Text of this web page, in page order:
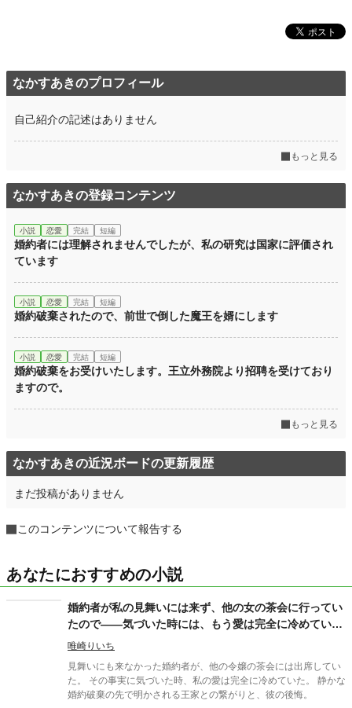
なかすあきのプロフィール
自己紹介の記述はありません
もっと見る
なかすあきの登録コンテンツ
小説 恋愛 完結 短編
婚約者には理解されませんでしたが、私の研究は国家に評価され
ています
小説 恋愛 完結 短編
婚約破棄されたので、前世で倒した魔王を婿にします
小説 恋愛 完結 短編
婚約破棄をお受けいたします。王立外務院より招聘を受けており
ますので。
もっと見る
なかすあきの近況ボードの更新履歴
まだ投稿がありません
このコンテンツについて報告する
あなたにおすすめの小説
婚約者が私の見舞いには来ず、他の女の茶会に行ってい
たので――気づいた時には、もう愛は完全に冷めていま
した
唯崎りいち
見舞いにも来なかった婚約者が、他の令嬢の茶会には出席してい
た。 その事実に気づいた時、私の愛は完全に冷めていた。 静かな
婚約破棄の先で明かされる王家との繋がりと、彼の後悔。